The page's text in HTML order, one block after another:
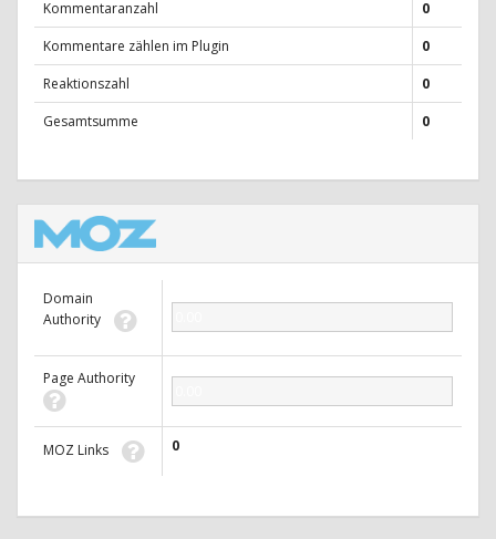
Kommentaranzahl
0
Kommentare zählen im Plugin
0
Reaktionszahl
0
Gesamtsumme
0
Domain
Authority
Page Authority
MOZ Links 0